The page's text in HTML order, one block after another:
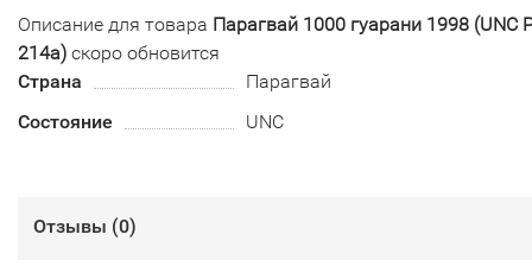
Описание для товара Парагвай 1000 гуарани 1998 (UNC
214a) скоро обновится
Страна
Парагвай
Состояние
UNC
Отзывы (0)